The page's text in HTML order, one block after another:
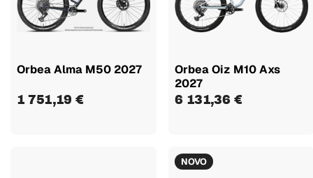
Orbea Alma M50 2027
1 751,19 €
Orbea Oiz M10 Axs
2027
6 131,36 €
NOVO